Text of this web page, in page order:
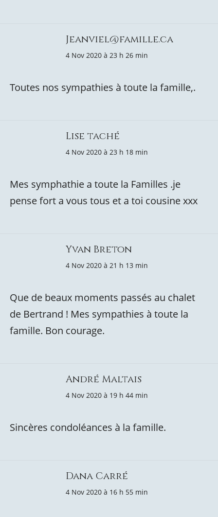
Jeanviel@famille.ca
4 Nov 2020 à 23 h 26 min
Toutes nos sympathies à toute la famille,.
Lise taché
4 Nov 2020 à 23 h 18 min
Mes symphathie a toute la Familles .je
pense fort a vous tous et a toi cousine xxx
Yvan Breton
4 Nov 2020 à 21 h 13 min
Que de beaux moments passés au chalet
de Bertrand ! Mes sympathies à toute la
famille. Bon courage.
André Maltais
4 Nov 2020 à 19 h 44 min
Sincères condoléances à la famille.
Dana Carré
4 Nov 2020 à 16 h 55 min